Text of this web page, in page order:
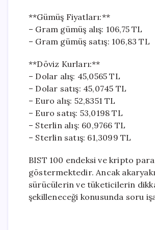
**Gümüş Fiyatları:**
– Gram gümüş alış: 106,75 TL
– Gram gümüş satış: 106,83 TL
**Döviz Kurları:**
– Dolar alış: 45,0565 TL
– Dolar satış: 45,0745 TL
– Euro alış: 52,8351 TL
– Euro satış: 53,0198 TL
– Sterlin alış: 60,9766 TL
– Sterlin satış: 61,3099 TL
BIST 100 endeksi ve kripto
göstermektedir. Ancak
sürücülerin ve tüketicilerin
şekilleneceği konusunda soru